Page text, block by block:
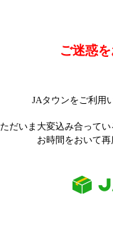
ご迷惑
JAタウンをご利用
ただいま大変込み合って
お時間をおいて